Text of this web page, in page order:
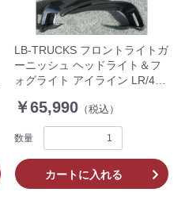
LB-TRUCKS フロントライトガ
ーニッシュ ヘッドライト＆フ
ォグライト アイライン LR/4点
脂製 SP-M1001FG
￥65,990 （税込）
数量
カートに入れる